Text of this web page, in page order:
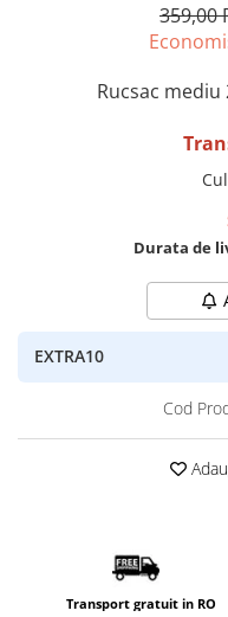
359,00
Rucsac
Durata de
EXTRA10
Cod
Transport gratuit in RO